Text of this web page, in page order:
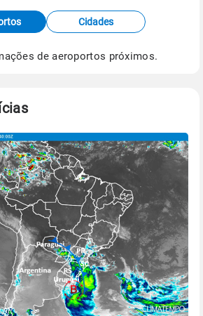
de estações
satélite do Centro de Previsão
Climáticos (CPTEC).
Cidades
de aeroportos próximos.